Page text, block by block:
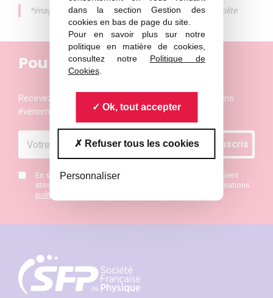
dans la section Gestion des
cookies en bas de page du site.
Pour en savoir plus sur notre
politique en matière de cookies,
consultez notre Politique de
Cookies.
Ok, tout accepter
Refuser tous les cookies
Personnaliser
*image : Structure atomique d’un nanotube d’imogolite
Pour ne rien manquer
Recevez les actualités et les invitations aux prochains
événements de la Société Française de Physique
En saisissant mon mail j’accepte que mes données soient
stockées et de recevoir la newsletter SFP. Plus d’informations :
politique de confidentialité